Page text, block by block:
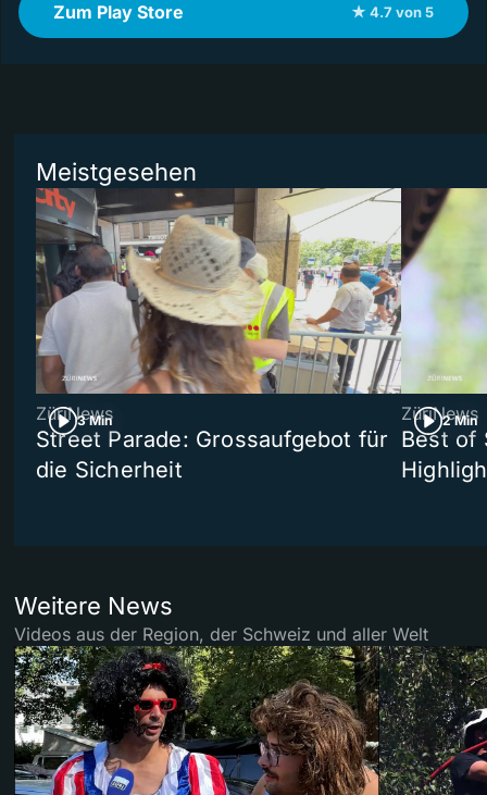
Zum Play Store ★ 4.7 von 5
Meistgesehen
3 Min
ZüriNews
Street Parade: Grossaufgebot für
die Sicherheit
2 Min
ZüriNews
Best of
Weitere News
Videos aus der Region, der Schweiz und aller Welt